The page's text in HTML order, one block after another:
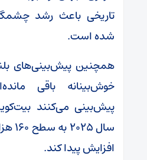
تاریخی باعث رشد
شده است.
همچنین پیش‌بینی‌های
خوش‌بینانه باقی
پیش‌بینی می‌کنند
افزایش پیدا کند.